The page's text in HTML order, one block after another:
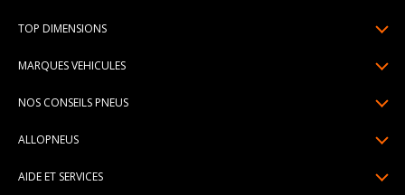
Pneus Continental
Pneus Hankook
Pneus Dunlop
TOP DIMENSIONS
195/65R15
205/60R16
MARQUES VEHICULES
Peugeot
NOS CONSEILS PNEUS
Pression pneu
ALLOPNEUS
AIDE ET SERVICES